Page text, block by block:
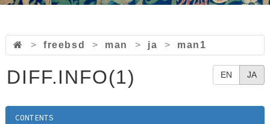
> freebsd > man > ja > man1
EN JA
DIFF.INFO(1)
CONTENTS